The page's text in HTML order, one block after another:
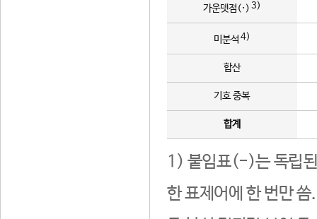
가운뎃점(·) 3)
미분석 4)
합산
기호 중복
합계
1) 붙임표(-)는 독립된
한 표제어에 한 번만